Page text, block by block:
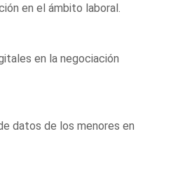
en el ámbito laboral.
en la negociación
datos de los menores en